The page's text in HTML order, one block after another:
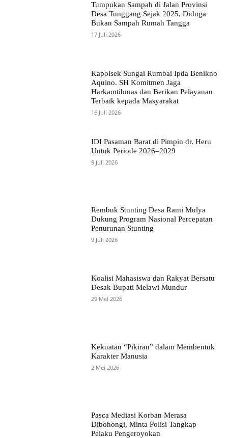
Tumpukan Sampah di Jalan Provinsi
Desa Tunggang Sejak 2025, Diduga
Bukan Sampah Rumah Tangga
17 Juli 2026
Kapolsek Sungai Rumbai Ipda Benikno
Aquino. SH Komitmen Jaga
Harkamtibmas dan Berikan Pelayanan
Terbaik kepada Masyarakat
16 Juli 2026
IDI Pasaman Barat di Pimpin dr. Heru
Untuk Periode 2026–2029
9 Juli 2026
Rembuk Stunting Desa Rami Mulya
Dukung Program Nasional Percepatan
Penurunan Stunting
9 Juli 2026
Koalisi Mahasiswa dan Rakyat Bersatu
Desak Bupati Melawi Mundur
29 Mei 2026
Kekuatan “Pikiran” dalam Membentuk
Karakter Manusia
2 Mei 2026
Pasca Mediasi Korban Merasa
Dibohongi, Minta Polisi Tangkap
Pelaku Pengeroyokan